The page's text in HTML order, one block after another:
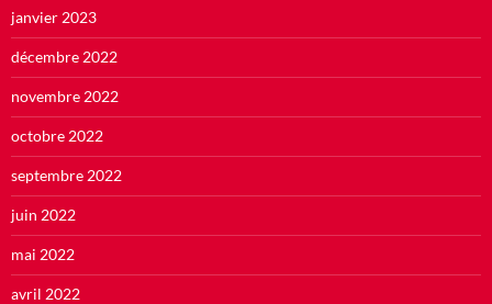
janvier 2023
décembre 2022
novembre 2022
octobre 2022
septembre 2022
juin 2022
mai 2022
avril 2022